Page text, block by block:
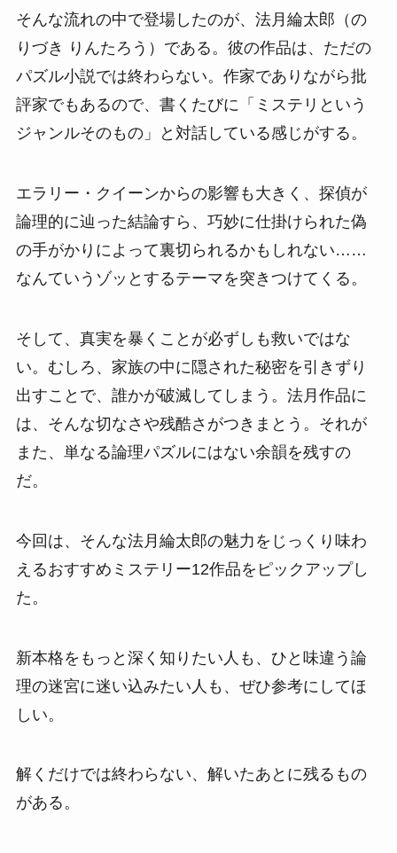
そんな流れの中で登場したのが、法月綸太郎（の
りづき りんたろう）である。彼の作品は、ただの
パズル小説では終わらない。作家でありながら批
評家でもあるので、書くたびに「ミステリという
ジャンルそのもの」と対話している感じがする。
エラリー・クイーンからの影響も大きく、探偵が
論理的に辿った結論すら、巧妙に仕掛けられた偽
の手がかりによって裏切られるかもしれない……
なんていうゾッとするテーマを突きつけてくる。
そして、真実を暴くことが必ずしも救いではな
い。むしろ、家族の中に隠された秘密を引きずり
出すことで、誰かが破滅してしまう。法月作品に
は、そんな切なさや残酷さがつきまとう。それが
また、単なる論理パズルにはない余韻を残すの
だ。
今回は、そんな法月綸太郎の魅力をじっくり味わ
えるおすすめミステリー12作品をピックアップし
た。
新本格をもっと深く知りたい人も、ひと味違う論
理の迷宮に迷い込みたい人も、ぜひ参考にしてほ
しい。
解くだけでは終わらない、解いたあとに残るもの
がある。